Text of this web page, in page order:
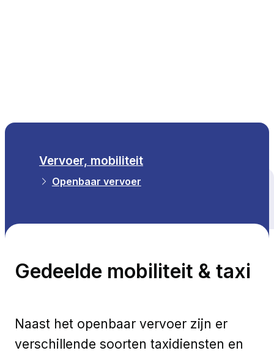
Vervoer, mobiliteit
Openbaar vervoer
Gedeelde mobiliteit & taxi
Naast het openbaar vervoer zijn er
verschillende soorten taxidiensten en